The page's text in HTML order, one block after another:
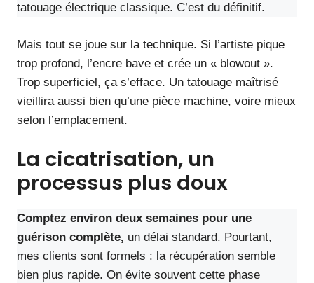
tatouage électrique classique. C’est du définitif.
Mais tout se joue sur la technique. Si l’artiste pique
trop profond, l’encre bave et crée un « blowout ».
Trop superficiel, ça s’efface. Un tatouage maîtrisé
vieillira aussi bien qu’une pièce machine, voire mieux
selon l’emplacement.
La cicatrisation, un
processus plus doux
Comptez environ deux semaines pour une
guérison complète, un délai standard. Pourtant,
mes clients sont formels : la récupération semble
bien plus rapide. On évite souvent cette phase